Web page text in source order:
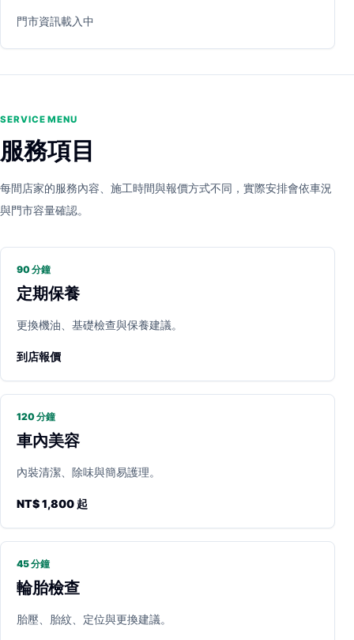
門市資訊載入中
SERVICE MENU
服務項目
每間店家的服務內容、施工時間與報價方式不同，實際安排會依車況
與門市容量確認。
90 分鐘
定期保養
更換機油、基礎檢查與保養建議。
到店報價
120 分鐘
車內美容
內裝清潔、除味與簡易護理。
NT$ 1,800 起
45 分鐘
輪胎檢查
胎壓、胎紋、定位與更換建議。